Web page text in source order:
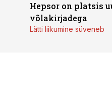
Hepsor on platsis
võlakirjadega
Lätti liikumine süveneb